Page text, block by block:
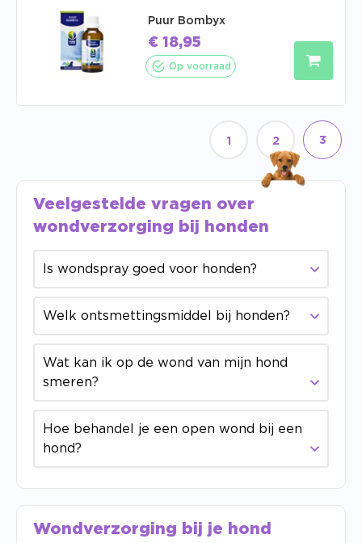
Puur Bombyx
€ 18,95
Op voorraad
1 2 3
Veelgestelde vragen over
wondverzorging bij honden
Is wondspray goed voor honden?
Welk ontsmettingsmiddel bij honden?
Wat kan ik op de wond van mijn hond
smeren?
Hoe behandel je een open wond bij een
hond?
Wondverzorging bij je hond